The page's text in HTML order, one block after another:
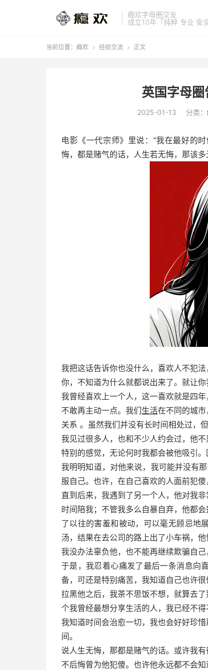
瘾欢字母圈交友
成立10年「纯粹 专业 安
当前位置： 瘾欢  经验交流  正文
英国字母
2025-01-13 分类：
电影《一代宗师》里说：“我在最好的
悔，都是赌气的话，人生若无悔，那该
我把这话告诉你也没什么，喜欢人不犯
你，不知道为什么就都说出来了。就让
我曾经喜欢上一个人，这一喜欢就是四
不敢再主动一点。我们生活在不同的城
关系 。虽然我们并没有长时间相处过，
我见过很多人，也和不少人约会过，他
特别的感觉，无论何时我都会被他吸引。
我明明知道，对他来说，我可能并没有
服自己。也许，在自己喜欢的人面前犯傻
直到后来，我遇到了另一个人，他对我
时间陪我；不管我多么自暴自弃，他都
了以往的害羞和被动，可以毫无顾忌地
汤，结果在去公司的路上出了小车祸，他
我没办法辜负他，也不能再继续欺骗自
于是，我忍着心痛发了最后一条消息向
备，可还是特别痛苦，我知道自己也许很
拉黑他之后，我茶不思饭不想，就算去
个我曾经最想分享生活的人，我已经不得
我知道时间会治愈一切，我也会好好珍
间。
说人生无悔，那都是赌气的话。或许我
不后悔曾为他犯傻。也许他永远都不会